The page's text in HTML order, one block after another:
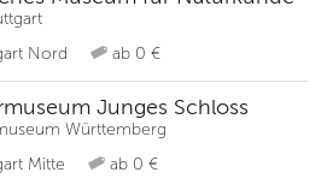
Nord
ab 0 €
Junges Schloss
Württemberg
Mitte
ab 0 €